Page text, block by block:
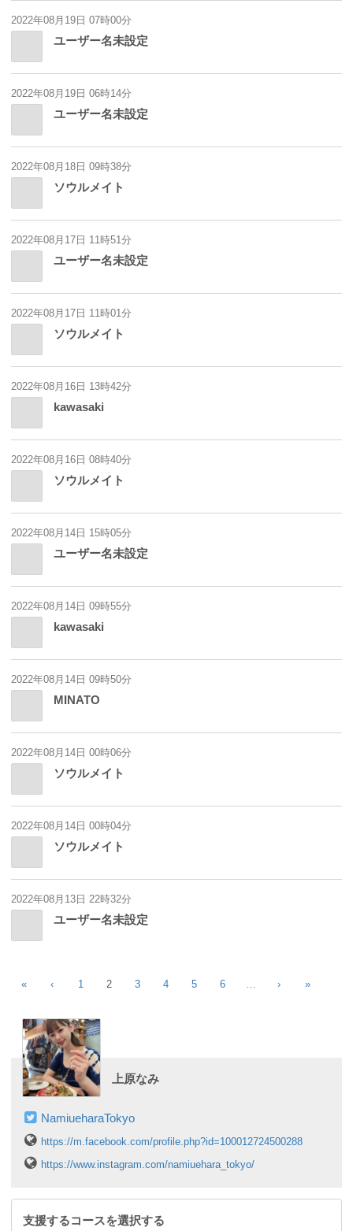
2022年08月19日 07時00分
ユーザー名未設定
2022年08月19日 06時14分
ユーザー名未設定
2022年08月18日 09時38分
ソウルメイト
2022年08月17日 11時51分
ユーザー名未設定
2022年08月17日 11時01分
ソウルメイト
2022年08月16日 13時42分
kawasaki
2022年08月16日 08時40分
ソウルメイト
2022年08月14日 15時05分
ユーザー名未設定
2022年08月14日 09時55分
kawasaki
2022年08月14日 09時50分
MINATO
2022年08月14日 00時06分
ソウルメイト
2022年08月14日 00時04分
ソウルメイト
2022年08月13日 22時32分
ユーザー名未設定
« ‹ 1 2 3 4 5 6 … › »
上原なみ
NamiueharaTokyo
https://m.facebook.com/profile.php?id=100012724500288
https://www.instagram.com/namiuehara_tokyo/
支援するコースを選択する